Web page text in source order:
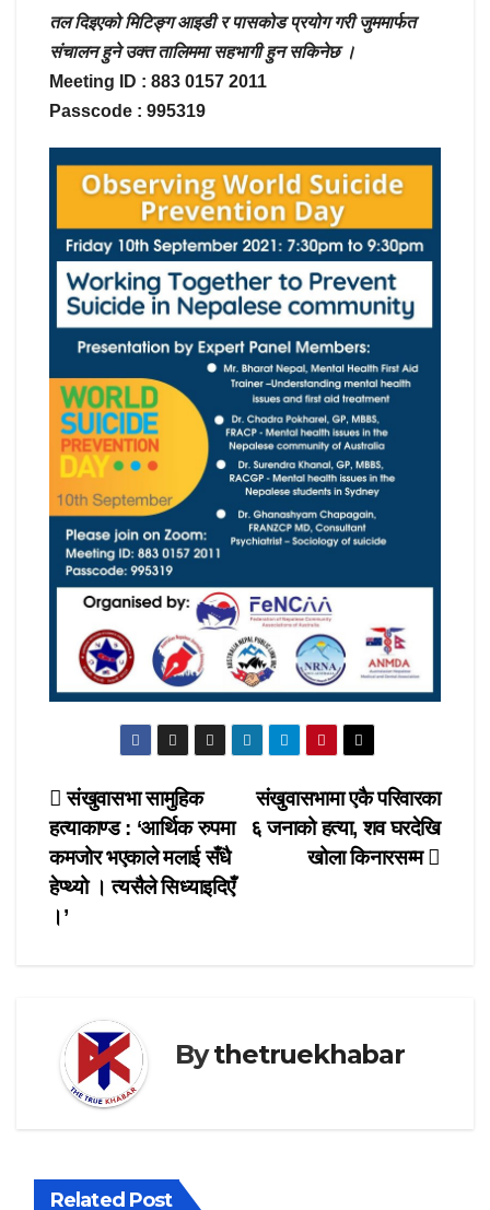
तल दिइएको मिटिङ्ग आइडी र पासकोड प्रयोग गरी जुममार्फत
संचालन हुने उक्त तालिममा सहभागी हुन सकिनेछ ।
Meeting ID : 883 0157 2011
Passcode : 995319
Post
navigation
संखुवासभामा एकै परिवारका
६ जनाको हत्या, शव घरदेखि
खोला किनारसम्म
संखुवासभा सामुहिक
हत्याकाण्ड : ‘आर्थिक रुपमा
कमजोर भएकाले मलाई सँधै
हेप्थ्यो । त्यसैले सिध्याइदिएँ
।’
Bythetruekhabar
Related Post